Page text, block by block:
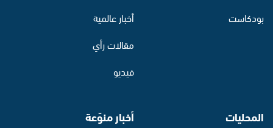
بودكاست
أخبار عالمية
مقالات رأي
فيديو
المحليات أخبار منوّعة